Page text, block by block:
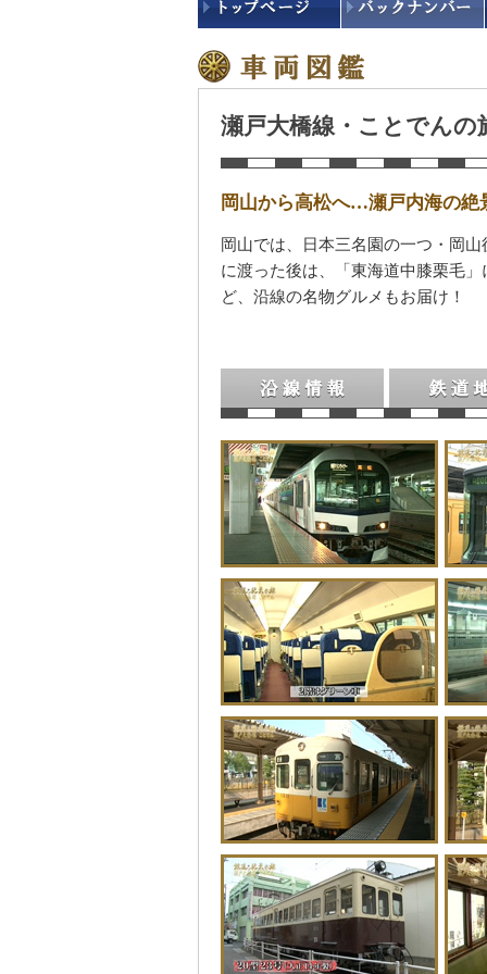
瀬戸大橋線・ことでんの
岡山から高松へ…瀬戸内海の絶
岡山では、日本三名園の一つ・岡
に渡った後は、「東海道中膝栗毛
ど、沿線の名物グルメもお届け！
沿線情報 鉄道地図